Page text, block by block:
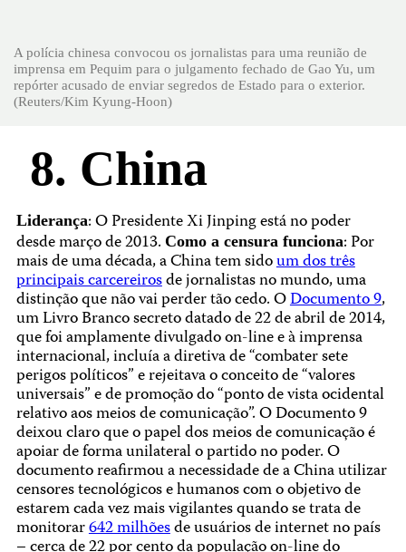
A polícia chinesa convocou os jornalistas para uma reunião de
imprensa em Pequim para o julgamento fechado de Gao Yu, um
repórter acusado de enviar segredos de Estado para o exterior.
(Reuters/Kim Kyung-Hoon)
8. China
Liderança: O Presidente Xi Jinping está no poder
desde março de 2013. Como a censura funciona: Por
mais de uma década, a China tem sidoum dos três
principais carcereirosde jornalistas no mundo, uma
distinção que não vai perder tão cedo. ODocumento 9,
um Livro Branco secreto datado de 22 de abril de 2014,
que foi amplamente divulgado on-line e à imprensa
internacional, incluía a diretiva de “combater sete
perigos políticos” e rejeitava o conceito de “valores
universais” e de promoção do “ponto de vista ocidental
relativo aos meios de comunicação”. O Documento 9
deixou claro que o papel dos meios de comunicação é
apoiar de forma unilateral o partido no poder. O
documento reafirmou a necessidade de a China utilizar
censores tecnológicos e humanos com o objetivo de
estarem cada vez mais vigilantes quando se trata de
monitorar642 milhõesde usuários de internet no país